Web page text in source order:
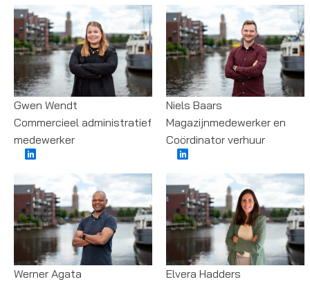
Gwen Wendt
Commercieel administratief
medewerker
Niels Baars
Magazijnmedewerker en
Coördinator verhuur
Werner Agata
Elvera Hadders